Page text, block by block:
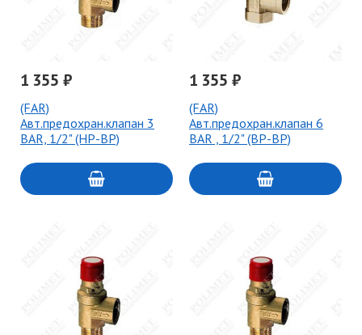
1 355 ₽
(FAR)
Авт.предохран.клапан 3
BAR, 1/2" (НР-ВР)
1 355 ₽
(FAR)
Авт.предохран.клапан 6
BAR , 1/2" (ВР-ВР)